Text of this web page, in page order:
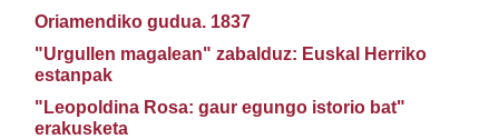
Oriamendiko gudua. 1837
"Urgullen magalean" zabalduz: Euskal Herriko
estanpak
"Leopoldina Rosa: gaur egungo istorio bat"
erakusketa